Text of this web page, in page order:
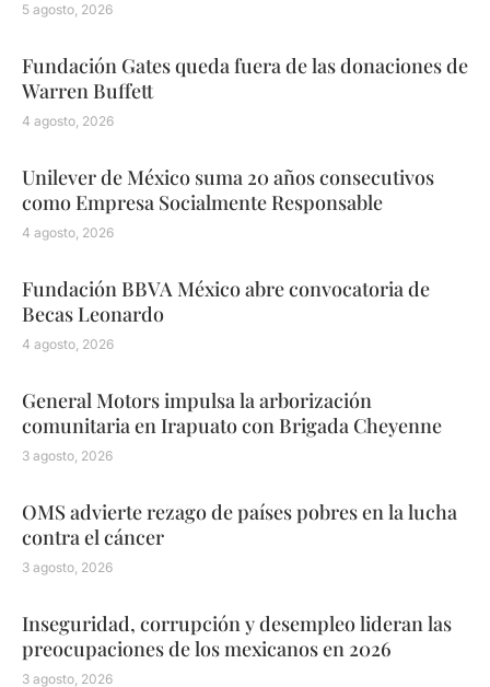
5 agosto, 2026
Fundación Gates queda fuera de las donaciones de
Warren Buffett
4 agosto, 2026
Unilever de México suma 20 años consecutivos
como Empresa Socialmente Responsable
4 agosto, 2026
Fundación BBVA México abre convocatoria de
Becas Leonardo
4 agosto, 2026
General Motors impulsa la arborización
comunitaria en Irapuato con Brigada Cheyenne
3 agosto, 2026
OMS advierte rezago de países pobres en la lucha
contra el cáncer
3 agosto, 2026
Inseguridad, corrupción y desempleo lideran las
preocupaciones de los mexicanos en 2026
3 agosto, 2026